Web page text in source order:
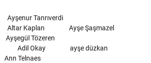
Ayşenur Tanrıverdi
Altar Kaplan
Ayşe Şaşmazel
Ayşegül Tözeren
Adil Okay
ayşe düzkan
Ann Telnaes